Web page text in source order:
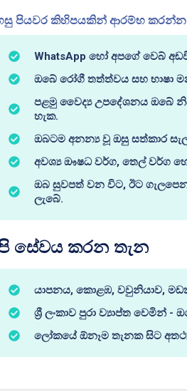
පියවර කිහිපයකින් ආරම්භ කරන්න
WhatsApp හෝ අපගේ වෙබ්
ඔබේ රෝගී තත්ත්වය සහ භාෂා
පළමු වෛද්‍ය උපදේශනය ඔබේ
හැක.
ඔබටම අනන්‍ය වූ ඔසු සත්කාර
අවශ්‍ය ඖෂධ වර්ග, තෙල් වර්ග
ඔබ සුවපත් වන විට, ඊට
ලැබේ.
සේවය කරන තැන
යාපනය, කොළඹ, වවුනියාව,
ශ්‍රී ලංකාව පුරා ව්‍යාප්ත වෙමින් -
ලෝකයේ ඕනෑම තැනක සිට